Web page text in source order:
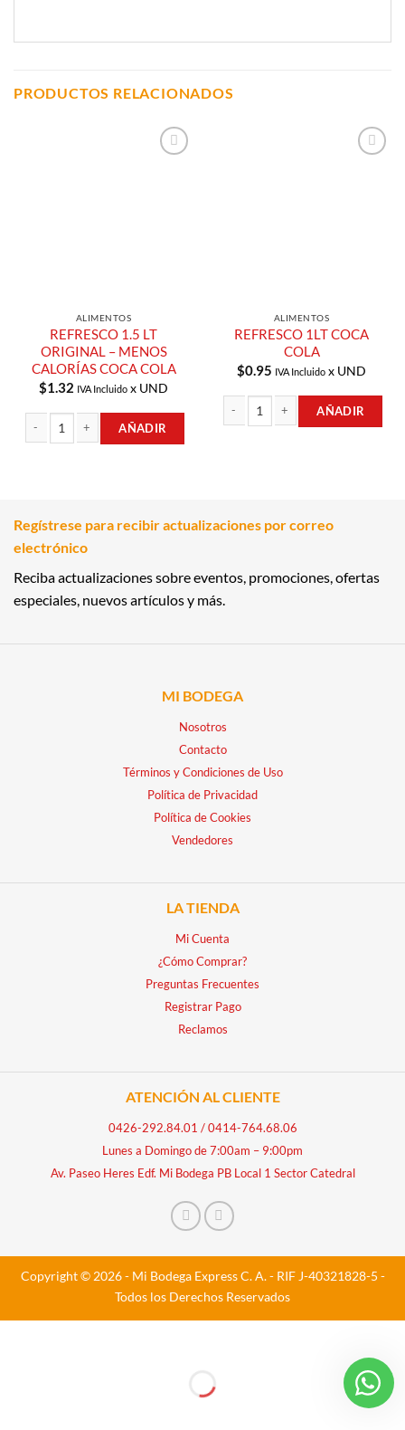
PRODUCTOS RELACIONADOS
ALIMENTOS
REFRESCO 1.5 LT
ORIGINAL – MENOS
CALORÍAS COCA COLA
$1.32 IVA Incluido x UND
AÑADIR
ALIMENTOS
REFRESCO 1LT COCA
COLA
$0.95 IVA Incluido x UND
AÑADIR
Regístrese para recibir actualizaciones por correo
electrónico
Reciba actualizaciones sobre eventos, promociones, ofertas
especiales, nuevos artículos y más.
MI BODEGA
Nosotros
Contacto
Términos y Condiciones de Uso
Política de Privacidad
Política de Cookies
Vendedores
LA TIENDA
Mi Cuenta
¿Cómo Comprar?
Preguntas Frecuentes
Registrar Pago
Reclamos
ATENCIÓN AL CLIENTE
0426-292.84.01 /0414-764.68.06
Lunes a Domingo de 7:00am – 9:00pm
Av. Paseo Heres Edf. Mi Bodega PB Local 1 Sector Catedral
Copyright © 2026 - Mi Bodega Express C. A. - RIF J-40321828-5 -
Todos los Derechos Reservados